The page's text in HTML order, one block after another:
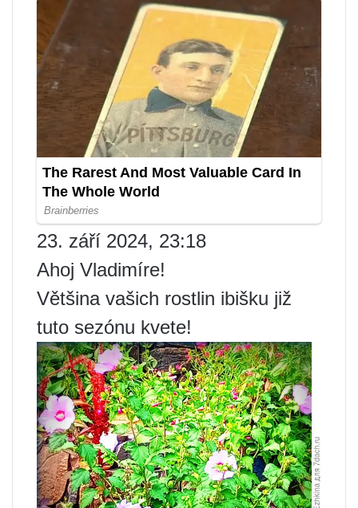
23. září 2024, 23:18
Ahoj Vladimíre!
Většina vašich rostlin ibišku již
tuto sezónu kvete!